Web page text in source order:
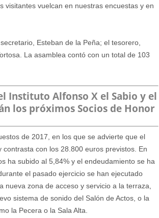
visitantes vuelcan en nuestras encuestas y en
Esteban de la Peña; el tesorero,
La asamblea contó con un total de 103
Instituto Alfonso X el Sabio y el
los próximos Socios de Honor
de 2017, en los que se advierte que el
con los 28.800 euros previstos. En
ha subido al 5,84% y el endeudamiento se ha
el pasado ejercicio se han ejecutado
nueva zona de acceso y servicio a la terraza,
sistema de sonido del Salón de Actos, o la
la Pecera o la Sala Alta.